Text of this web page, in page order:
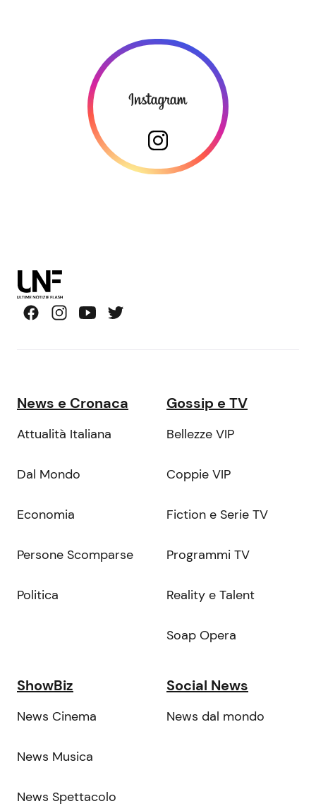
News e Cronaca
Attualità Italiana
Dal Mondo
Economia
Persone Scomparse
Politica
Gossip e TV
Bellezze VIP
Coppie VIP
Fiction e Serie TV
Programmi TV
Reality e Talent
Soap Opera
ShowBiz
News Cinema
News Musica
News Spettacolo
Social News
News dal mondo